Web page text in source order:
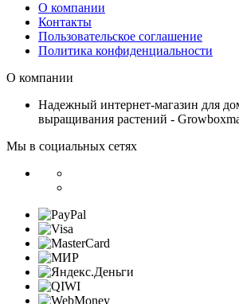
О компании
Контакты
Пользовательское соглашение
Политика конфиденциальности
О компании
Надежный интернет-магазин для
выращивания растений -
Мы в социальных сетях